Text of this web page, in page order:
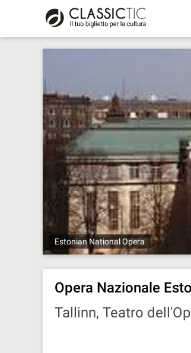
Estonian National Opera
Opera Nazionale
Tallinn, Teatro